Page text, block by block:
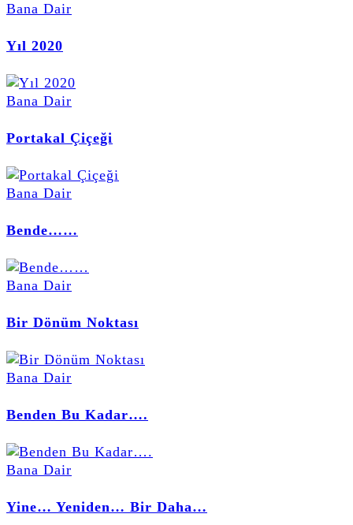
Bana Dair
Yıl 2020
Bana Dair
Portakal Çiçeği
Bana Dair
Bende……
Bana Dair
Bir Dönüm Noktası
Bana Dair
Benden Bu Kadar….
Bana Dair
Yine… Yeniden… Bir Daha…